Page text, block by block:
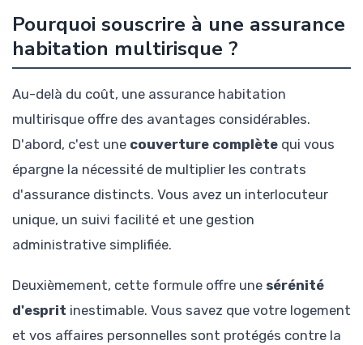
Pourquoi souscrire à une assurance
habitation multirisque ?
Au-delà du coût, une assurance habitation
multirisque offre des avantages considérables.
D'abord, c'est une couverture complète qui vous
épargne la nécessité de multiplier les contrats
d'assurance distincts. Vous avez un interlocuteur
unique, un suivi facilité et une gestion
administrative simplifiée.
Deuxièmement, cette formule offre une sérénité
d'esprit inestimable. Vous savez que votre logement
et vos affaires personnelles sont protégés contre la